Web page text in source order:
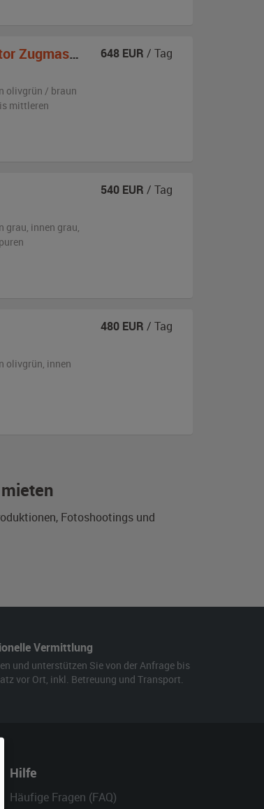
Fotoshootings und
olivgrün / braun
mittleren
648 EUR / Tag
grau, innen grau,
540 EUR / Tag
olivgrün, innen
480 EUR / Tag
Vermittlung
und unterstützen Sie von der Anfrage bis
vor Ort, inkl. Betreuung und Transport.
Hilfe
Häufige Fragen (FAQ)